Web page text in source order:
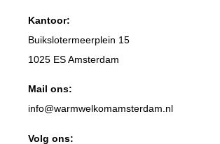
Kantoor:
Buikslotermeerplein 15
1025 ES Amsterdam
Mail ons:
info@warmwelkomamsterdam.nl
Volg ons: